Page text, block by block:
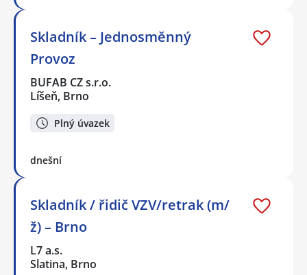
Skladník – Jednosměnný
Provoz
BUFAB CZ s.r.o.
Líšeň, Brno
Plný úvazek
dnešní
Skladník / řidič VZV/retrak (m/
ž) – Brno
L7 a.s.
Slatina, Brno